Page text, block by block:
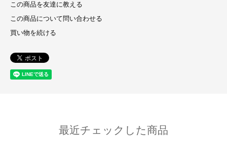
この商品を友達に教える
この商品について問い合わせる
買い物を続ける
最近チェックした商品